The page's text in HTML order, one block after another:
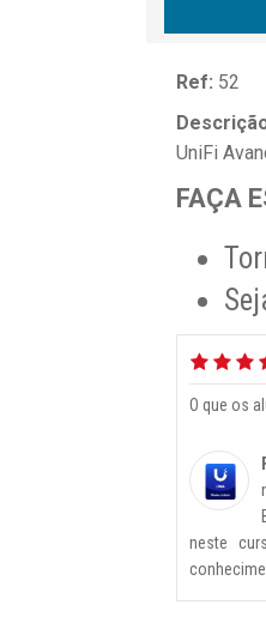
Ref: 52
UniFi
FAÇA
O que os
neste